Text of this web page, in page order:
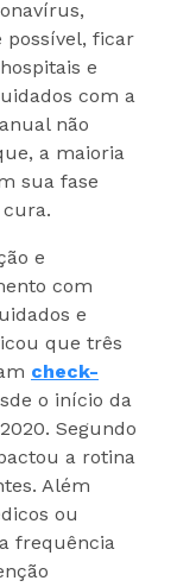
possível, ficar
e
com a
não
a maioria
sua fase
e
com
e
que três
check-
o início da
Segundo
a rotina
Além
ou
frequência